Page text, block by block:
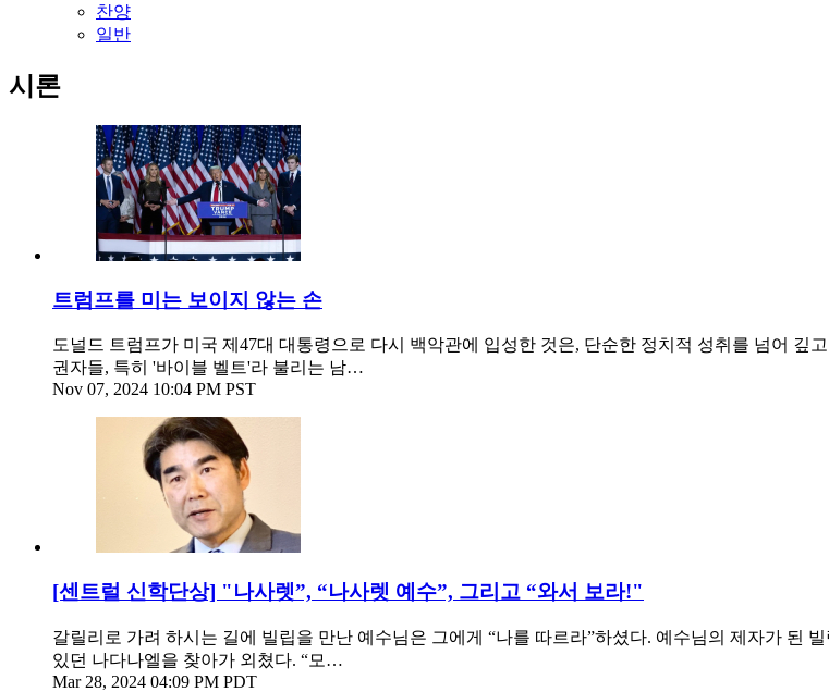
찬양
일반
시론
트럼프를 미는 보이지 않는 손
도널드 트럼프가 미국 제47대 대통령으로 다시 백악관에 입성한 것은, 단순한 정치적 성취를 넘어
권자들, 특히 '바이블 벨트'라 불리는 남…
Nov 07, 2024 10:04 PM PST
[센트럴 신학단상] "나사렛”, “나사렛 예수”, 그리고 “와서 보라!"
갈릴리로 가려 하시는 길에 빌립을 만난 예수님은 그에게 “나를 따르라”하셨다. 예수님의 제자가 된
있던 나다나엘을 찾아가 외쳤다. “모…
Mar 28, 2024 04:09 PM PDT